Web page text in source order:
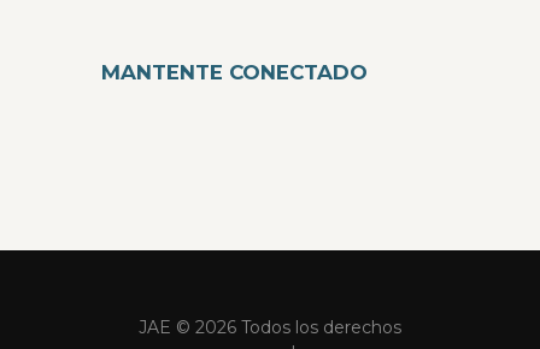
MANTENTE CONECTADO
JAE © 2026 Todos los derechos